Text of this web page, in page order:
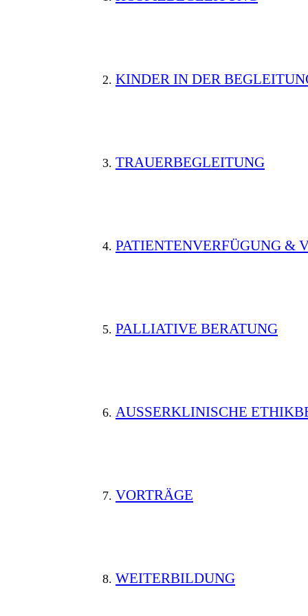
KINDER IN DER
TRAUERBEGLEITUNG
PATIENTENVERFÜGUNG &
PALLIATIVE BERATUNG
AUSSERKLINISCHE
VORTRÄGE
WEITERBILDUNG